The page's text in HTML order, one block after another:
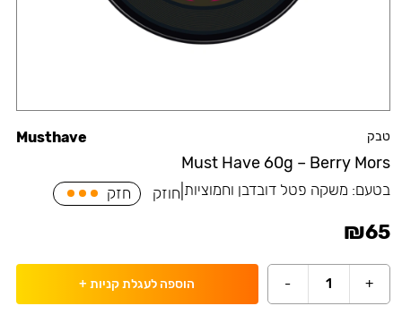
טבק
Must Have 60g – Berry Mors
Musthave
בטעם: משקה פטל דובדבן וחמוציות חוזק חזק
₪65
+
1
- הוספה לעגלת קניות +